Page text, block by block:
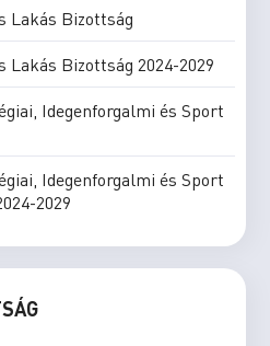
Lakás Bizottság
Lakás Bizottság 2024-2029
Idegenforgalmi és Sport
Idegenforgalmi és Sport
2029